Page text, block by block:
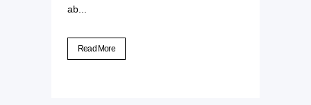
ab...
Read More